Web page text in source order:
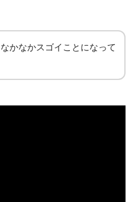
かなかスゴイことになって